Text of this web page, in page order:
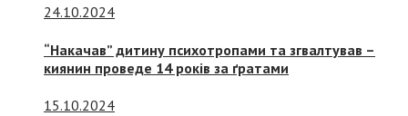
24.10.2024
“Накачав” дитину психотропами та згвалтував –
киянин проведе 14 років за ґратами
15.10.2024